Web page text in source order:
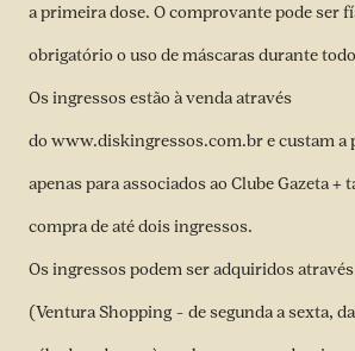
a primeira dose. O comprovante pode ser
obrigatório o uso de máscaras durante
Os ingressos estão à venda através
dowww.diskingressos.com.bre custam a
apenas para associados ao Clube Gazeta +
compra de até dois ingressos.
Os ingressos podem ser adquiridos
(Ventura Shopping – de segunda a sexta,